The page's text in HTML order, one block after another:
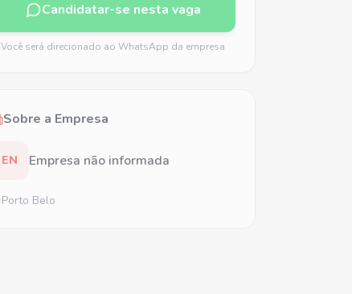
Candidatar-se nesta vaga
Você será direcionado ao WhatsApp da empresa
Sobre a Empresa
EN Empresa não informada
Porto Belo